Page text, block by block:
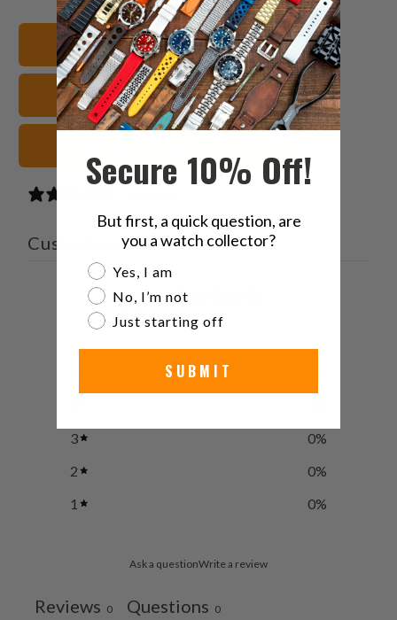
en
Twitter
en
Facebook
en
Pinterest
to
a
friend
19mm Correas de reloj
Tejido náutico Correas de reloj
Customer reviews
0 / 50 reviews
3
0%
2
0%
1
0%
Ask a questionWrite a review
Reviews 0 Questions 0
Secure 10% Off!
But first, a quick question, are
you a watch collector?
Are you a watch collector?
Yes, I am
No, I’m not
Just starting off
SUBMIT